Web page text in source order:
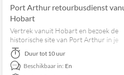
Port Arthur retourbusdienst
Hobart
Vertrek vanuit Hobart en bezoek de
historische site van Port Arthur in je
eigen tempo met deze pendeldienst
en terug.
Duurtot 10 uur
Beschikbaar in: En